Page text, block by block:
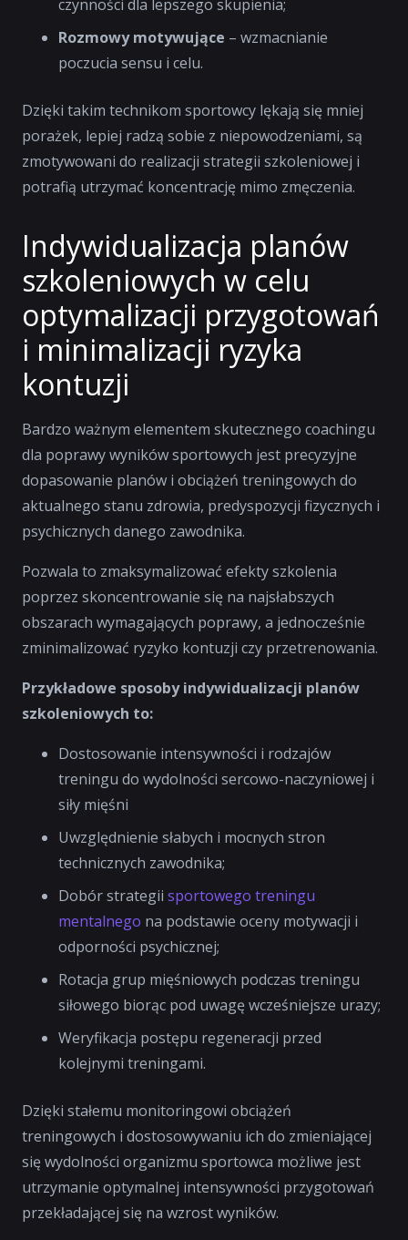
czynności dla lepszego skupienia;
Rozmowy motywujące – wzmacnianie
poczucia sensu i celu.
Dzięki takim technikom sportowcy lękają się mniej
porażek, lepiej radzą sobie z niepowodzeniami, są
zmotywowani do realizacji strategii szkoleniowej i
potrafią utrzymać koncentrację mimo zmęczenia.
Indywidualizacja planów
szkoleniowych w celu
optymalizacji przygotowań
i minimalizacji ryzyka
kontuzji
Bardzo ważnym elementem skutecznego coachingu
dla poprawy wyników sportowych jest precyzyjne
dopasowanie planów i obciążeń treningowych do
aktualnego stanu zdrowia, predyspozycji fizycznych i
psychicznych danego zawodnika.
Pozwala to zmaksymalizować efekty szkolenia
poprzez skoncentrowanie się na najsłabszych
obszarach wymagających poprawy, a jednocześnie
zminimalizować ryzyko kontuzji czy przetrenowania.
Przykładowe sposoby indywidualizacji planów
szkoleniowych to:
Dostosowanie intensywności i rodzajów
treningu do wydolności sercowo-naczyniowej i
siły mięśni
Uwzględnienie słabych i mocnych stron
technicznych zawodnika;
Dobór strategii sportowego treningu
mentalnego na podstawie oceny motywacji i
odporności psychicznej;
Rotacja grup mięśniowych podczas treningu
siłowego biorąc pod uwagę wcześniejsze urazy;
Weryfikacja postępu regeneracji przed
kolejnymi treningami.
Dzięki stałemu monitoringowi obciążeń
treningowych i dostosowywaniu ich do zmieniającej
się wydolności organizmu sportowca możliwe jest
utrzymanie optymalnej intensywności przygotowań
przekładającej się na wzrost wyników.